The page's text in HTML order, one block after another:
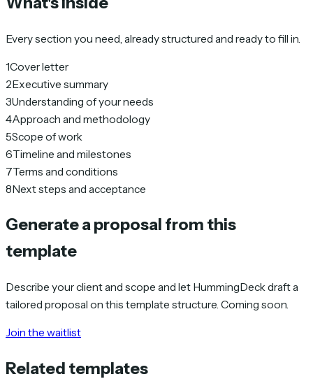
Every section you need, already structured and ready to fill in.
1Cover letter
2Executive summary
3Understanding of your needs
4Approach and methodology
5Scope of work
6Timeline and milestones
7Terms and conditions
8Next steps and acceptance
Generate a proposal from this
template
Describe your client and scope and let HummingDeck draft a
tailored proposal on this template structure. Coming soon.
Join the waitlist
Related templates